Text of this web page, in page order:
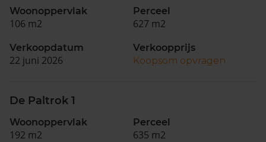
Woonoppervlak
106 m2
Perceel
627 m2
Verkoopdatum
22 juni 2026
Verkoopprijs
Koopsom opvragen
De Paltrok 1
Woonoppervlak
192 m2
Perceel
635 m2